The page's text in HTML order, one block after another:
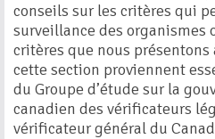
conseils sur les critères qui
surveillance des organismes
critères que nous présentons
cette section proviennent
du Groupe d’étude sur la
canadien des vérificateurs
vérificateur général du